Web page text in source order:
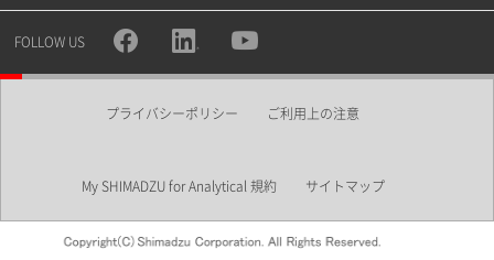
所属部署
FOLLOW US
プライバシーポリシー ご利用上の注意
My SHIMADZU for Analytical 規約 サイトマップ